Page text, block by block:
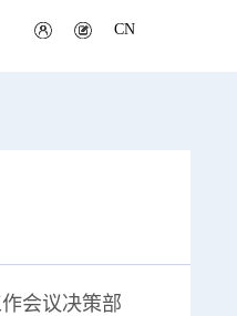
CN
会议决策部